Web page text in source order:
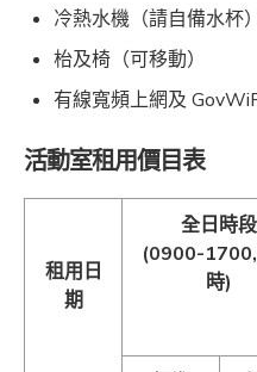
冷熱水機（請自備水杯）
枱及椅（可移動）
有線寬頻上網及
活動室租用價目表
租用日
期
全日時段
(0900-
時)